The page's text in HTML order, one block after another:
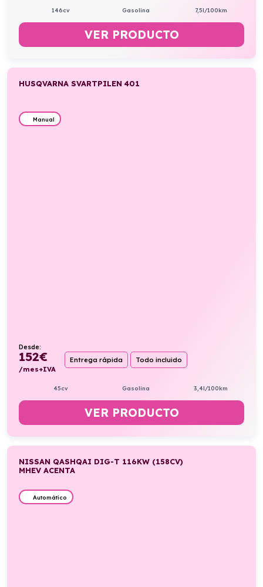
146cv Gasolina 7,5l/100km
VER PRODUCTO
HUSQVARNA SVARTPILEN 401
Manual
Desde:
152€
/mes+IVA
Entrega rápida Todo incluido
45cv Gasolina 3,4l/100km
VER PRODUCTO
NISSAN QASHQAI DIG-T 116KW (158CV)
MHEV ACENTA
Automático